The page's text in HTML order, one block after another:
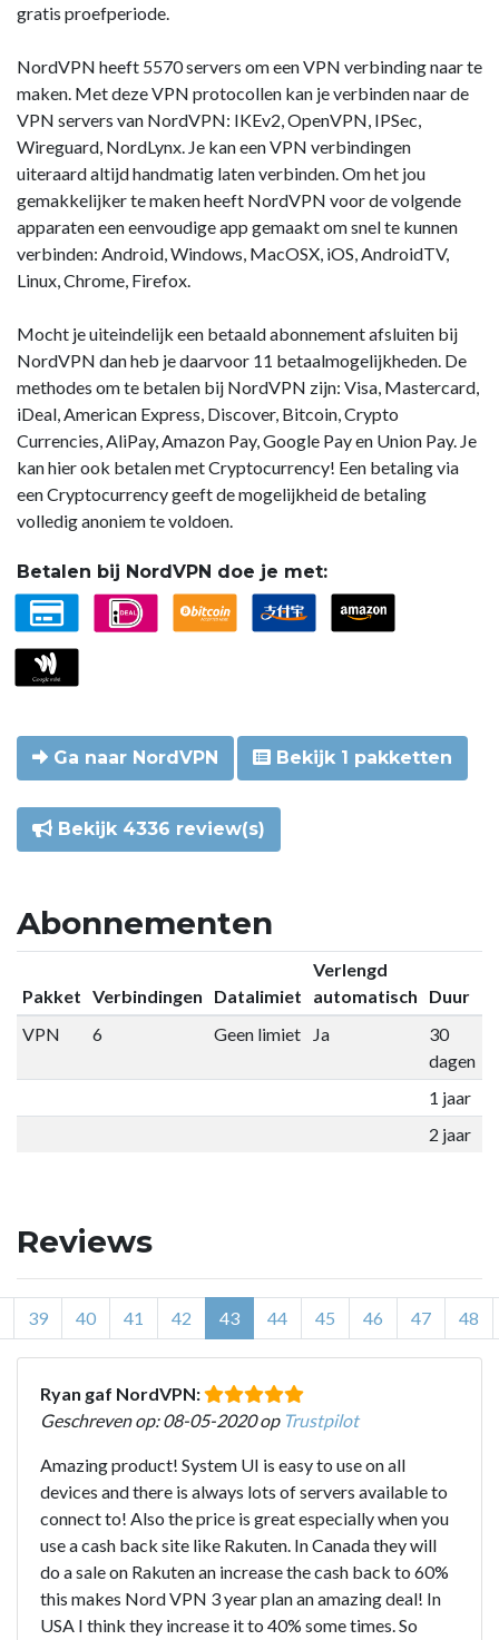
gratis proefperiode.
NordVPN heeft 5570 servers om een VPN verbinding naar te
maken. Met deze VPN protocollen kan je verbinden naar de
VPN servers van NordVPN: IKEv2, OpenVPN, IPSec,
Wireguard, NordLynx. Je kan een VPN verbindingen
uiteraard altijd handmatig laten verbinden. Om het jou
gemakkelijker te maken heeft NordVPN voor de volgende
apparaten een eenvoudige app gemaakt om snel te kunnen
verbinden: Android, Windows, MacOSX, iOS, AndroidTV,
Linux, Chrome, Firefox.
Mocht je uiteindelijk een betaald abonnement afsluiten bij
NordVPN dan heb je daarvoor 11 betaalmogelijkheden. De
methodes om te betalen bij NordVPN zijn: Visa, Mastercard,
iDeal, American Express, Discover, Bitcoin, Crypto
Currencies, AliPay, Amazon Pay, Google Pay en Union Pay. Je
kan hier ook betalen met Cryptocurrency! Een betaling via
een Cryptocurrency geeft de mogelijkheid de betaling
volledig anoniem te voldoen.
Betalen bij NordVPN doe je met:
Ga naar NordVPN Bekijk 1 pakketten
Bekijk 4336 review(s)
Abonnementen
Pakket Verbindingen Datalimiet
Verlengd
automatisch
Duur
VPN
6 Geen limiet Ja
30
dagen
1 jaar
2 jaar
Reviews
39 40 41 42 43 44 45 46 47 48
Ryan gaf NordVPN:
Geschreven op: 08-05-2020 op Trustpilot
Amazing product! System UI is easy to use on all
devices and there is always lots of servers available to
connect to! Also the price is great especially when you
use a cash back site like Rakuten. In Canada they will
do a sale on Rakuten an increase the cash back to 60%
this makes Nord VPN 3 year plan an amazing deal! In
USA I think they increase it to 40% some times. So